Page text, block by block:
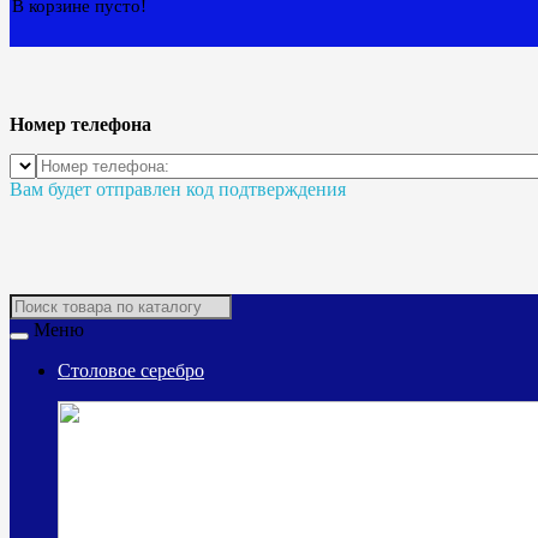
В корзине пусто!
Номер телефона
Вам будет отправлен код подтверждения
Меню
Столовое серебро